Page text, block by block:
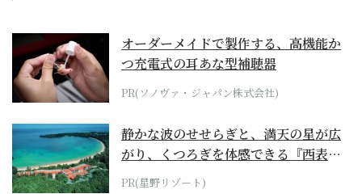
オーダーメイドで製作する、高機能か
つ充電式の耳あな型補聴器
PR(ソノヴァ・ジャパン株式会社)
静かな波のせせらぎと、満天の星が広
がり、くつろぎを体感できる『西表島
ホテル by...
PR(星野リゾート)